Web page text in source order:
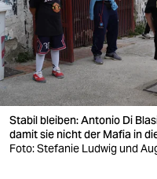
öko
gesellschaft
kultur
sport
Stabil bleiben: Antonio Di
damit sie nicht der Mafia in
Foto: Stefanie Ludwig und